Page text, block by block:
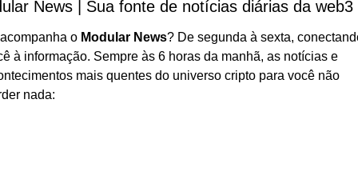
News | Sua fonte de notícias diárias da web3
o Modular News? De segunda à sexta,
à informação. Sempre às 6 horas da manhã, as notícias e
mais quentes do universo cripto para você não
nada: